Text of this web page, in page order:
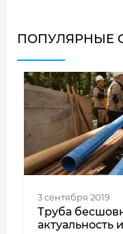
ПОПУЛЯРНЫЕ
3 сентября 2019
Труба
актуальность